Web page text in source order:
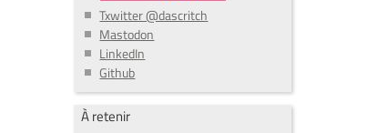
Txwitter @dascritch
Mastodon
LinkedIn
Github
À retenir